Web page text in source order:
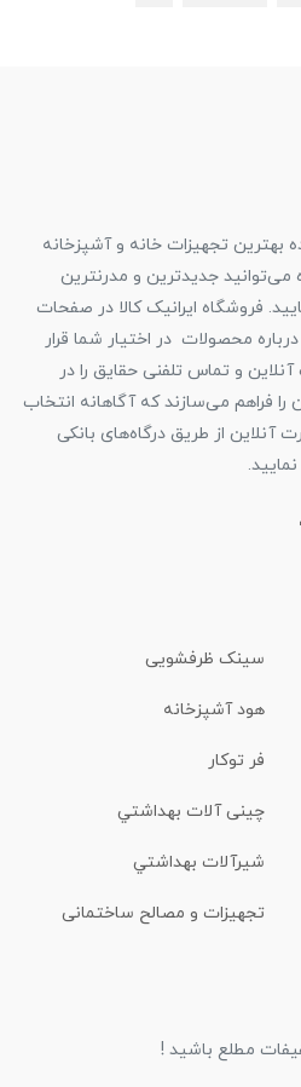
بهترین تجهیزات خانه و آشپزخانه
جدیدترین و مدرنترین
فروشگاه ایرانیک کالا در صفحات
محصولات در اختیار شما قرار
و تماس تلفنی حقایق را در
را فراهم می‌سازند که آگاهانه انتخاب
آنلاین از طریق درگاه‌های بانکی
سینک ظرفشویی
هود آشپزخانه
فر توکار
چینی آلات بهداشتي
شیرآلات بهداشتي
تجهیزات و مصالح ساختمانی
مطلع باشید !